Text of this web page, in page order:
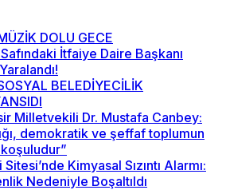
DOLU GECE
Safındaki İtfaiye Daire Başkanı
BELEDİYECİLİK
Milletvekili Dr. Mustafa Canbey:
demokratik ve şeffaf toplumun
Kimyasal Sızıntı Alarmı:
Nedeniyle Boşaltıldı